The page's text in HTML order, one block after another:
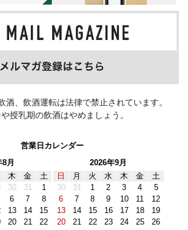
酒、飲酒運転は法律で禁止されています。
授乳期の飲酒はやめましょう。
営業日カレンダー
月
木 金
土
30 31
1
6 7
8
13 14
15
20 21
22
2026年9月
日
月 火 水 木 金
土
30
31 1 2 3 4
5
6
7 8 9 10 11
12
13
14 15 16 17 18
19
20
21 22 23 24 25
26